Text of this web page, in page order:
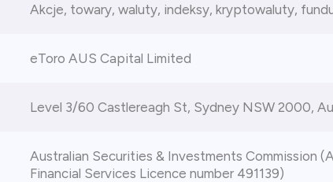
Akcje, towary, waluty, indeksy, kryptowaluty,
eToro AUS Capital Limited
Level 3/60 Castlereagh St, Sydney NSW 2000,
Australian Securities & Investments Commission
Financial Services Licence number 491139)